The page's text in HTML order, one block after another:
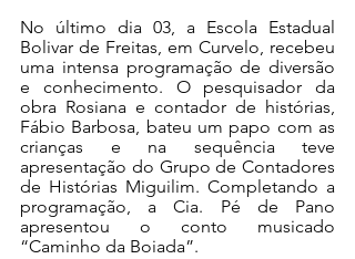
No último dia 03, a Escola Estadual
Bolivar de Freitas, em Curvelo, recebeu
uma intensa programação de diversão
e conhecimento. O pesquisador da
obra Rosiana e contador de histórias,
Fábio Barbosa, bateu um papo com as
crianças e na sequência teve
apresentação do Grupo de Contadores
de Histórias Miguilim. Completando a
programação, a Cia. Pé de Pano
apresentou o conto musicado
“Caminho da Boiada”.